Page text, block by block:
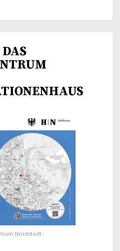
Nordstadt-